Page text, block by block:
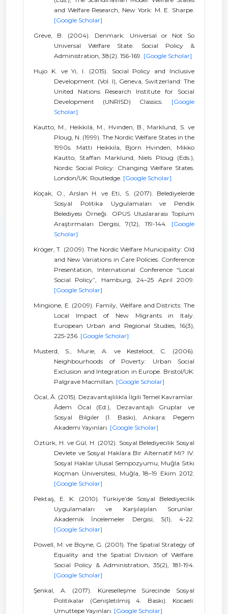
and Welfare Research, New York: M. E. Sharpe.
[Google Scholar]
Greve, B. (2004). Denmark: Universal or Not So
Universal Welfare State. Social Policy &
Administration, 38(2). 156-169. [Google Scholar]
Hujo K. ve Yi, I. (2015). Social Policy and Inclusive
Development. (Vol. I), Geneva, Switzerland: The
United Nations Research Institute for Social
Development (UNRISD) Classics. [Google
Scholar]
Kautto, M., Heikkilä, M., Hvinden, B., Marklund, S. ve
Ploug, N. (1999). The Nordic Welfare States in the
1990s. Matti Heikkila, Bjorn Hvinden, Mikko
Kautto, Staffan Marklund, Niels Ploug (Eds.),
Nordic Social Policy: Changing Welfare States.
London/UK: Routledge. [Google Scholar]
Koçak, O., Arslan H. ve Eti, S. (2017). Belediyelerde
Sosyal Politika Uygulamaları ve Pendik
Belediyesi Örneği. OPUS Uluslararası Toplum
Araştırmaları Dergisi, 7(12), 119-144. [Google
Scholar]
Kröger, T. (2009). The Nordic Welfare Municipality: Old
and New Variations in Care Policies. Conference
Presentation, International Conference “Local
Social Policy”, Hamburg, 24–25 April 2009.
[Google Scholar]
Mingione, E. (2009). Family, Welfare and Districts: The
Local Impact of New Migrants in Italy.
European Urban and Regional Studies, 16(3),
225-236. [Google Scholar]
Musterd, S., Murie, A. ve Kesteloot, C. (2006).
Neighbourhoods of Poverty: Urban Social
Exclusion and Integration in Europe. Bristol/UK:
Palgrave Macmillan. [Google Scholar]
Öcal, Â. (2015). Dezavantajlılıkla İlgili Temel Kavramlar.
Âdem Öcal (Ed.), Dezavantajlı Gruplar ve
Sosyal Bilgiler (1. Baskı), Ankara: Pegem
Akademi Yayınları. [Google Scholar]
Öztürk, H. ve Gül, H. (2012). Sosyal Belediyecilik Sosyal
Devlete ve Sosyal Haklara Bir Alternatif Mi? IV.
Sosyal Haklar Ulusal Sempozyumu, Muğla Sıtkı
Koçman Üniversitesi, Muğla, 18–19 Ekim 2012.
[Google Scholar]
Pektaş, E. K. (2010). Türkiye’de Sosyal Belediyecilik
Uygulamaları ve Karşılaşılan Sorunlar.
Akademik İncelemeler Dergisi, 5(1), 4-22.
[Google Scholar]
Powell, M. ve Boyne, G. (2001). The Spatial Strategy of
Equality and the Spatial Division of Welfare.
Social Policy & Administration, 35(2), 181-194.
[Google Scholar]
Şenkal, A. (2017). Küreselleşme Sürecinde Sosyal
Politikalar (Genişletilmiş 4. Baskı). Kocaeli:
Umuttepe Yayınları. [Google Scholar]